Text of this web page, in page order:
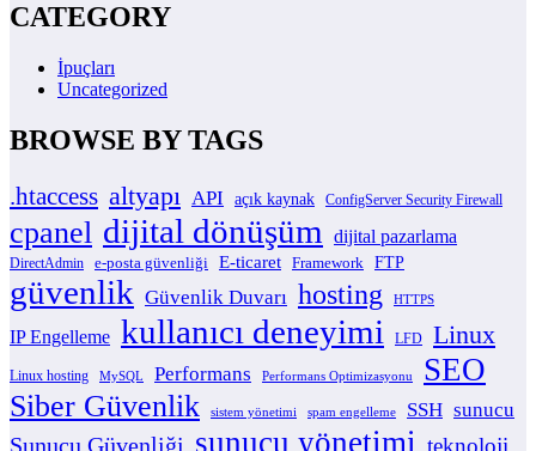
CATEGORY
İpuçları
Uncategorized
BROWSE BY TAGS
.htaccess altyapı API açık kaynak ConfigServer Security Firewall
cpanel dijital dönüşüm dijital pazarlama
DirectAdmin e-posta güvenliği E-ticaret Framework FTP
güvenlik Güvenlik Duvarı hosting HTTPS
IP Engelleme kullanıcı deneyimi LFD Linux
Linux hosting MySQL Performans Performans Optimizasyonu SEO
Siber Güvenlik sistem yönetimi spam engelleme SSH sunucu
Sunucu Güvenliği sunucu yönetimi teknoloji